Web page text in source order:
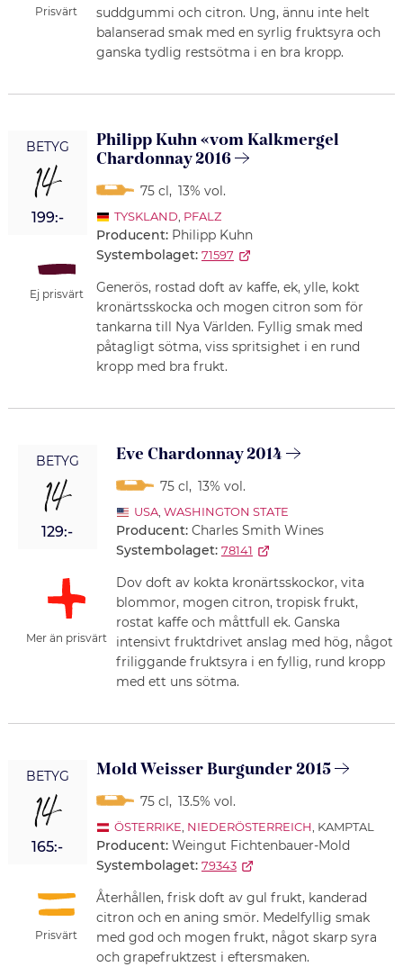
Prisvärt
suddgummi och citron. Ung, ännu inte helt
balanserad smak med en syrlig fruktsyra och
ganska tydlig restsötma i en bra kropp.
BETYG
14
199:-
Ej prisvärt
Philipp Kuhn «vom Kalkmergel
Chardonnay 2016
75 cl, 13% vol.
TYSKLAND PFALZ
Producent: Philipp Kuhn
Systembolaget: 71597
Generös, rostad doft av kaffe, ek, ylle, kokt
kronärtsskocka och mogen citron som för
tankarna till Nya Världen. Fyllig smak med
påtagligt sötma, viss spritsighet i en rund
kropp med bra frukt.
BETYG
14
129:-
Mer än prisvärt
Eve Chardonnay 2014
75 cl, 13% vol.
USA, WASHINGTON STATE
Producent: Charles Smith Wines
Systembolaget: 78141
Dov doft av kokta kronärtsskockor, vita
blommor, mogen citron, tropisk frukt,
rostat kaffe och måttfull ek. Ganska
intensivt fruktdrivet anslag med hög, något
friliggande fruktsyra i en fyllig, rund kropp
med ett uns sötma.
BETYG
14
165:-
Prisvärt
Mold Weisser Burgunder 2015
75 cl, 13.5% vol.
ÖSTERRIKE NIEDERÖSTERREICH , KAMPTAL
Producent: Weingut Fichtenbauer-Mold
Systembolaget: 79343
Återhållen, frisk doft av gul frukt, kanderad
citron och en aning smör. Medelfyllig smak
med god och mogen frukt, något skarp syra
och grapefruktzest i eftersmaken.